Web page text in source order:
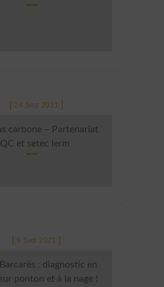
24 Sep 2021
carbone – Partenariat
et setec lerm
9 Sep 2021
: diagnostic en
ponton et à la nage !